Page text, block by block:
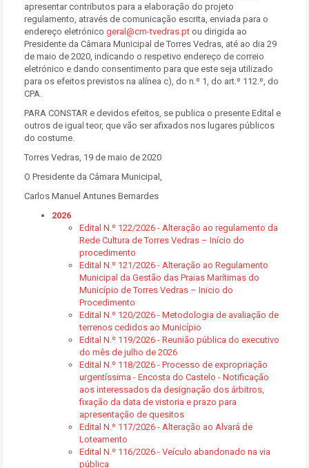
apresentar contributos para a elaboração do projeto
regulamento, através de comunicação escrita, enviada para o
endereço eletrónico geral@cm-tvedras.pt ou dirigida ao
Presidente da Câmara Municipal de Torres Vedras, até ao dia 29
de maio de 2020, indicando o respetivo endereço de correio
eletrónico e dando consentimento para que este seja utilizado
para os efeitos previstos na alínea c), do n.º 1, do art.º 112.º, do
CPA.
PARA CONSTAR e devidos efeitos, se publica o presente Edital e
outros de igual teor, que vão ser afixados nos lugares públicos
do costume.
Torres Vedras, 19 de maio de 2020
O Presidente da Câmara Municipal,
Carlos Manuel Antunes Bernardes
2026
Edital N.º 122/2026 - Alteração ao regulamento da
Rede Cultura de Torres Vedras – Início do
procedimento
Edital N.º 121/2026 - Alteração ao Regulamento
Municipal da Gestão das Praias Marítimas do
Município de Torres Vedras – Inicio do
Procedimento
Edital N.º 120/2026 - Metodologia de avaliação de
terrenos cedidos ao Município
Edital N.º 119/2026 - Reunião pública do executivo
do mês de julho de 2026
Edital N.º 118/2026 - Processo de expropriação
urgentíssima - Encosta do Castelo - Notificação
aos interessados da designação dos árbitros,
fixação da data de vistoria e prazo para
apresentação de quesitos
Edital N.º 117/2026 - Alteração ao Alvará de
Loteamento
Edital N.º 116/2026 - Veículo abandonado na via
pública